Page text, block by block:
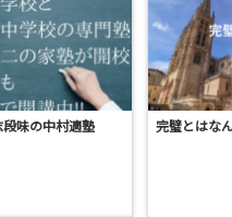
味の中村適塾 完璧とはな